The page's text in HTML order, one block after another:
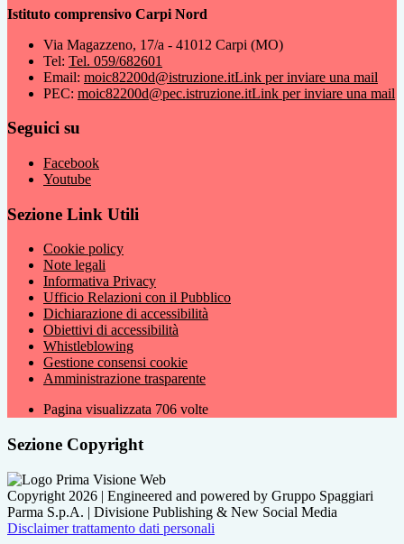
Istituto comprensivo Carpi Nord
Via Magazzeno, 17/a - 41012 Carpi (MO)
Tel: Tel. 059/682601
Email: moic82200d@istruzione.itLink per inviare una mail
PEC: moic82200d@pec.istruzione.itLink per inviare una mail
Seguici su
Facebook
Youtube
Sezione Link Utili
Cookie policy
Note legali
Informativa Privacy
Ufficio Relazioni con il Pubblico
Dichiarazione di accessibilità
Obiettivi di accessibilità
Whistleblowing
Gestione consensi cookie
Amministrazione trasparente
Pagina visualizzata 706 volte
Sezione Copyright
Copyright 2026 | Engineered and powered by Gruppo Spaggiari
Parma S.p.A. | Divisione Publishing & New Social Media
Disclaimer trattamento dati personali